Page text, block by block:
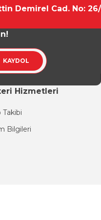
Demirel Cad. No: 26/
KAYDOL
Hizmetleri
Takibi
Bilgileri